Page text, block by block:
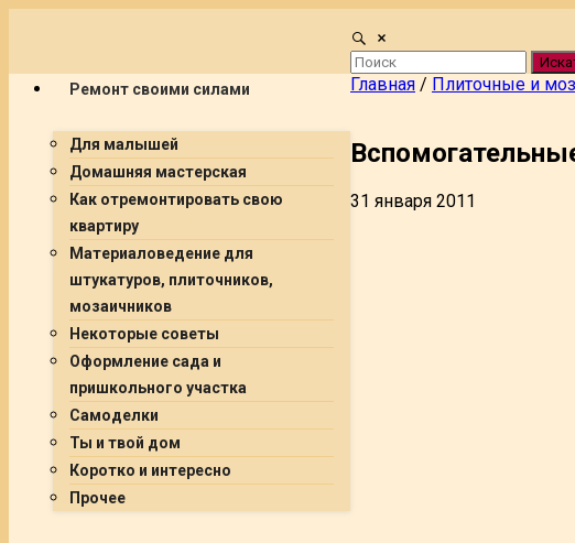
Ремонт своими силами
Для малышей
Домашняя мастерская
Как отремонтировать свою
квартиру
Материаловедение для
штукатуров, плиточников,
мозаичников
Некоторые советы
Оформление сада и
пришкольного участка
Самоделки
Ты и твой дом
Коротко и интересно
Прочее
Главная / Плиточные и
31 января 2011